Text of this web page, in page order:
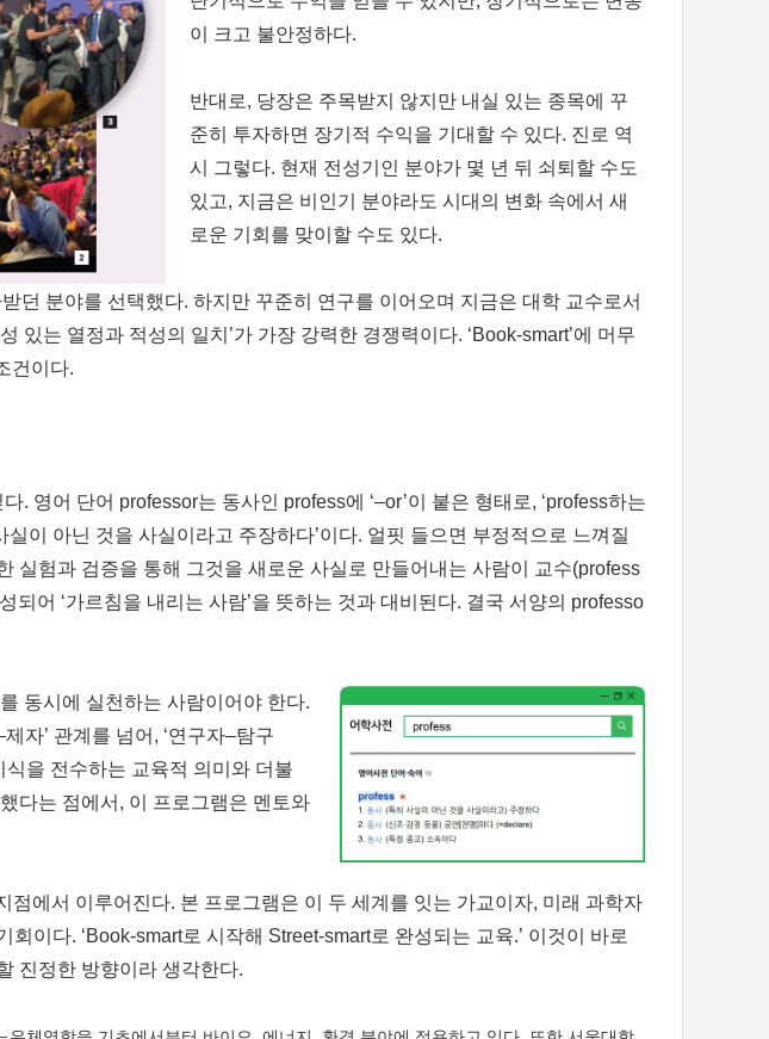
이 크고 불안정하다.
반대로, 당장은 주목받지 않지만 내실 있는 종목에 꾸
준히 투자하면 장기적 수익을 기대할 수 있다. 진로 역
시 그렇다. 현재 전성기인 분야가 몇 년 뒤 쇠퇴할 수도
있고, 지금은 비인기 분야라도 시대의 변화 속에서 새
로운 기회를 맞이할 수도 있다.
던 분야를 선택했다. 하지만 꾸준히 연구를 이어오며 지금은 대학 교수로서
는 열정과 적성의 일치’가 가장 강력한 경쟁력이다. ‘Book-smart’에 머무
건이다.
영어 단어 professor는 동사인 profess에 ‘–or’이 붙은 형태로, ‘profess하는
이 아닌 것을 사실이라고 주장하다’이다. 얼핏 들으면 부정적으로 느껴질
실험과 검증을 통해 그것을 새로운 사실로 만들어내는 사람이 교수(profess
어 ‘가르침을 내리는 사람’을 뜻하는 것과 대비된다. 결국 서양의 professo
동시에 실천하는 사람이어야 한다.
자’ 관계를 넘어, ‘연구자–탐구
을 전수하는 교육적 의미와 더불
다는 점에서, 이 프로그램은 멘토와
에서 이루어진다. 본 프로그램은 이 두 세계를 잇는 가교이자, 미래 과학자
이다. ‘Book-smart로 시작해 Street-smart로 완성되는 교육.’ 이것이 바로
진정한 방향이라 생각한다.